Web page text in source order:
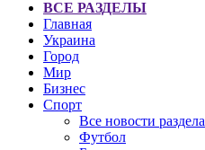
ВСЕ РАЗДЕЛЫ
Главная
Украина
Город
Мир
Бизнес
Спорт
Все новости раздела
Футбол